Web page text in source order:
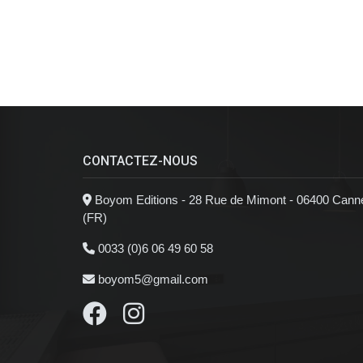
CONTACTEZ-NOUS
Boyom Editions - 28 Rue de Mimont - 06400
(FR)
0033 (0)6 06 49 60 58
boyom5@gmail.com